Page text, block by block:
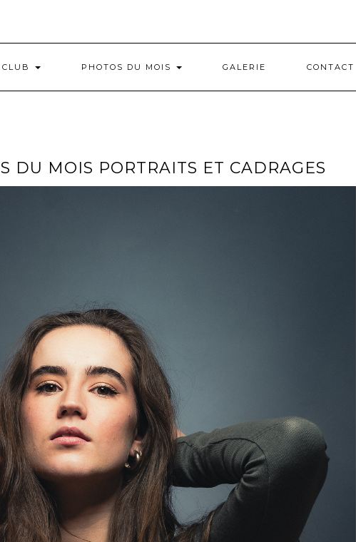
CLUB PHOTOS DU MOIS GALERIE CONTACT
DU MOIS PORTRAITS ET CADRAGES